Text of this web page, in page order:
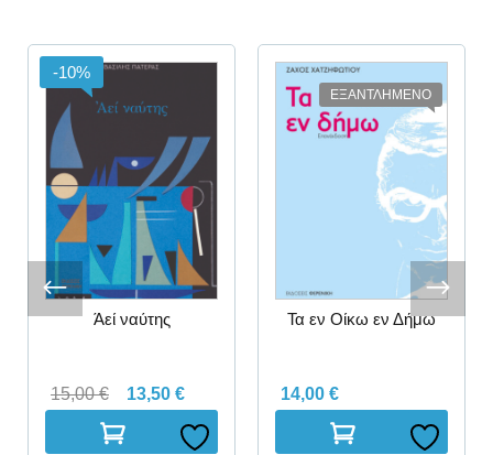
-10%
Άεί ναύτης
15,00€ 13,50€
ΕΞΑΝΤΛΗΜΕΝΟ
Τα εν Οίκω εν Δήμω
14,00 €